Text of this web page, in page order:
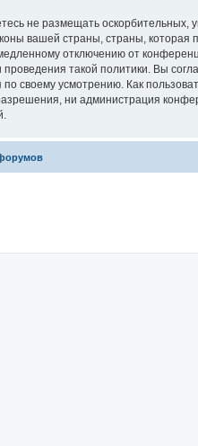
не размещать оскорбительных,
вашей страны, страны, которая
отключению от
проведения такой политики. Вы
своему усмотрению. Как
ни администрация